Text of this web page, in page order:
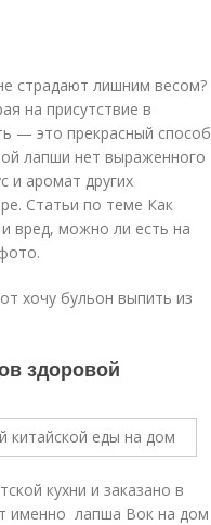
страдают лишним весом?
на присутствие в
— это прекрасный способ
лапши нет выраженного
и аромат других
Статьи по теме Как
вред, можно ли есть на
хочу бульон выпить из
здоровой
кухни и заказано в
именно лапша Вок на дом